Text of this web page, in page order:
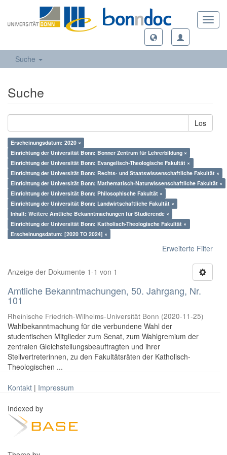
Suche
Suche
Los
Erscheinungsdatum: 2020 ×
Einrichtung der Universität Bonn: Bonner Zentrum für Lehrerbildung ×
Einrichtung der Universität Bonn: Evangelisch-Theologische Fakultät ×
Einrichtung der Universität Bonn: Rechts- und Staatswissenschaftliche Fakultät ×
Einrichtung der Universität Bonn: Mathematisch-Naturwissenschaftliche Fakultät ×
Einrichtung der Universität Bonn: Philosophische Fakultät ×
Einrichtung der Universität Bonn: Landwirtschaftliche Fakultät ×
Inhalt: Weitere Amtliche Bekanntmachungen für Studierende ×
Einrichtung der Universität Bonn: Katholisch-Theologische Fakultät ×
Erscheinungsdatum: [2020 TO 2024] ×
Erweiterte Filter
Anzeige der Dokumente 1-1 von 1
Amtliche Bekanntmachungen, 50. Jahrgang, Nr.
101
Rheinische Friedrich-Wilhelms-Universität Bonn (2020-11-25)
Wahlbekanntmachung für die verbundene Wahl der
studentischen Mitglieder zum Senat, zum Wahlgremium der
zentralen Gleichstellungsbeauftragten und ihrer
Stellvertreterinnen, zu den Fakultätsräten der Katholisch-
Theologischen ...
Kontakt | Impressum
Indexed by